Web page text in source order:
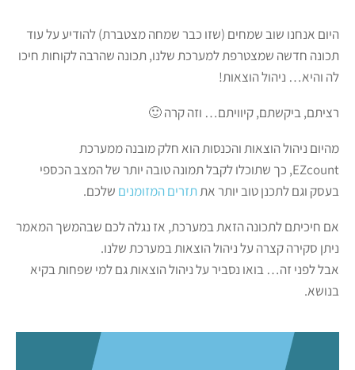
היום אנחנו שוב שמחים (שזו כבר שמחה מצטברת) להודיע על עוד
תכונה חדשה שמצטרפת למערכת שלנו, תכונה שהרבה לקוחות חיכו
לה והיא… ניהול הוצאות!
רציתם, ביקשתם, קיוויתם… וזה קרה 🙂
מהיום ניהול הוצאות והכנסות הוא חלק מובנה ממערכת
EZcount, כך שתוכלו לקבל תמונה טובה יותר של המצב הכספי
בעסק וגם לתכנן טוב יותר אתתזרים המזומנים שלכם.
אם חיכיתם לתכונה הזאת במערכת, אז נגלה לכם שבהמשך המאמר
ניתן סקירה קצרה על ניהול הוצאות במערכת שלנו.
אבל לפני זה… בואו נסביר על ניהול הוצאות גם למי שפחות בקיא
בנושא.